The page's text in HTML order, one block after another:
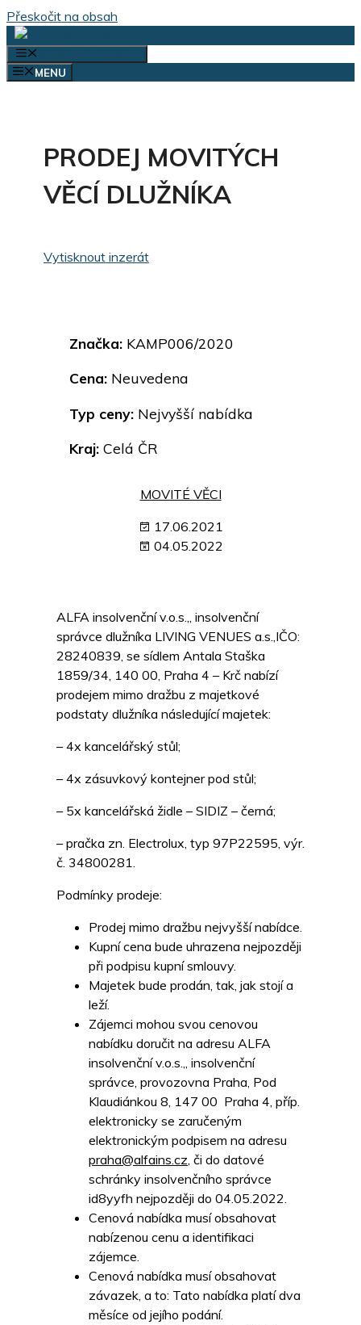
Přeskočit na obsah
MENU
PRODEJ MOVITÝCH
VĚCÍ DLUŽNÍKA
Vytisknout inzerát
Značka: KAMP006/2020
Cena: Neuvedena
Typ ceny: Nejvyšší nabídka
Kraj: Celá ČR
MOVITÉ VĚCI
17.06.2021
04.05.2022
ALFA insolvenční v.o.s.,, insolvenční
správce dlužníka LIVING VENUES a.s.,IČO:
28240839, se sídlem Antala Staška
1859/34, 140 00, Praha 4 – Krč nabízí
prodejem mimo dražbu z majetkové
podstaty dlužníka následující majetek:
– 4x kancelářský stůl;
– 4x zásuvkový kontejner pod stůl;
– 5x kancelářská židle – SIDIZ – černá;
– pračka zn. Electrolux, typ 97P22595, výr.
č. 34800281.
Podmínky prodeje:
Prodej mimo dražbu nejvyšší nabídce.
Kupní cena bude uhrazena nejpozději
při podpisu kupní smlouvy.
Majetek bude prodán, tak, jak stojí a
leží.
Zájemci mohou svou cenovou
nabídku doručit na adresu ALFA
insolvenční v.o.s.,, insolvenční
správce, provozovna Praha, Pod
Klaudiánkou 8, 147 00 Praha 4, příp.
elektronicky se zaručeným
elektronickým podpisem na adresu
praha@alfains.cz, či do datové
schránky insolvenčního správce
id8yyfh nejpozději do 04.05.2022.
Cenová nabídka musí obsahovat
nabízenou cenu a identifikaci
zájemce.
Cenová nabídka musí obsahovat
závazek, a to: Tato nabídka platí dva
měsíce od jejího podání.